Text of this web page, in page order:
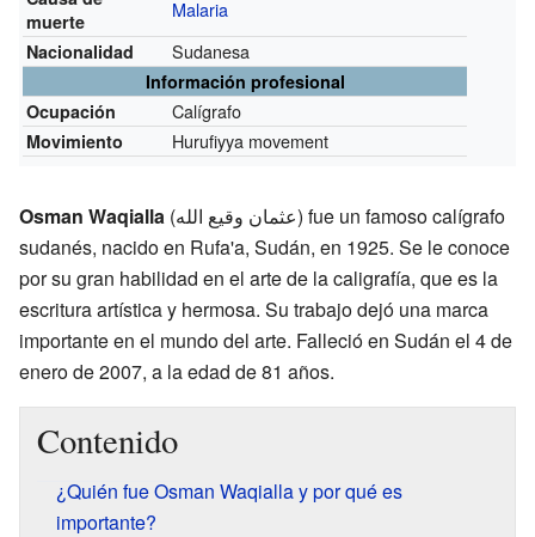
muerte
Malaria
Nacionalidad Sudanesa
Información profesional
Ocupación
Calígrafo
Movimiento Hurufiyya movement
Osman Waqialla (عثمان وقيع الله) fue un famoso calígrafo
sudanés, nacido en Rufa'a, Sudán, en 1925. Se le conoce
por su gran habilidad en el arte de la caligrafía, que es la
escritura artística y hermosa. Su trabajo dejó una marca
importante en el mundo del arte. Falleció en Sudán el 4 de
enero de 2007, a la edad de 81 años.
Contenido
¿Quién fue Osman Waqialla y por qué es
importante?